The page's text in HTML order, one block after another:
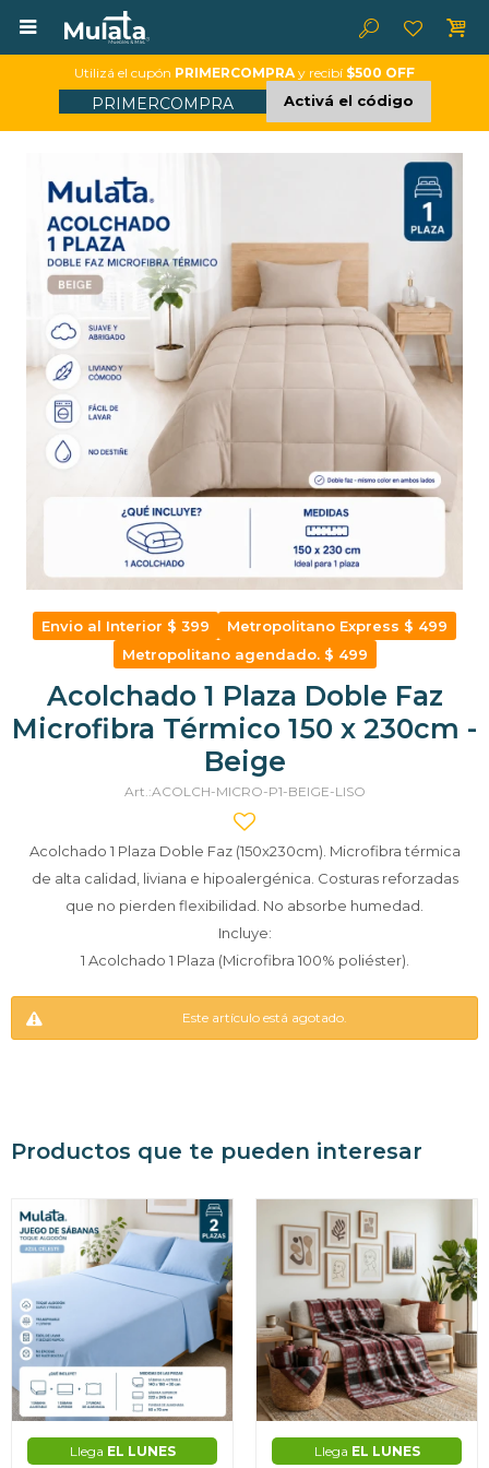

Utilizá el cupón PRIMERCOMPRA y recibí $500 OFF
PRIMERCOMPRA Activá el código
Envio al Interior $ 399
Metropolitano Express $ 499
Metropolitano agendado. $ 499
Acolchado 1 Plaza Doble Faz
Microfibra Térmico 150 x 230cm -
Beige
ACOLCH-MICRO-P1-BEIGE-LISO
Acolchado 1 Plaza Doble Faz (150x230cm). Microfibra térmica
de alta calidad, liviana e hipoalergénica. Costuras reforzadas
que no pierden flexibilidad. No absorbe humedad.
Incluye:
1 Acolchado 1 Plaza (Microfibra 100% poliéster).
Este artículo está agotado.
Productos que te pueden interesar
Llega EL LUNES
Llega EL LUNES